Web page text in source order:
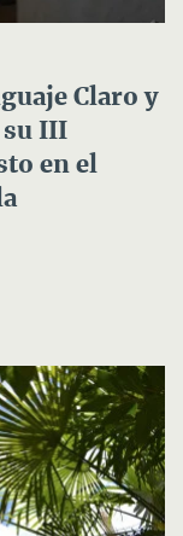
Claro y
su III
en el